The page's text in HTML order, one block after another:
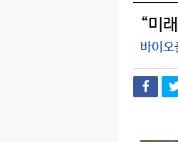
“미
바이